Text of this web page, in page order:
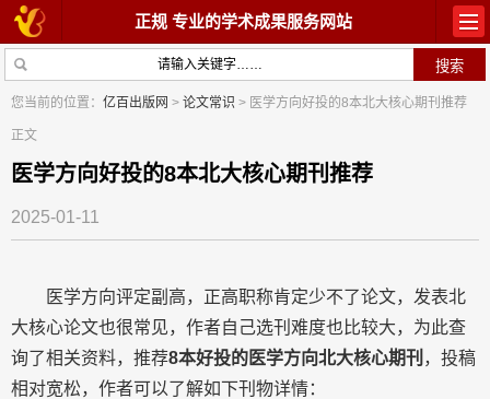
正规 专业的学术成果服务网站
您当前的位置： 亿百出版网 > 论文常识 > 医学方向好投的8本北大核心期刊推荐
正文
医学方向好投的8本北大核心期刊推荐
2025-01-11
医学方向评定副高，正高职称肯定少不了论文，发表北
大核心论文也很常见，作者自己选刊难度也比较大，为此查
询了相关资料，推荐8本好投的医学方向北大核心期刊 ，投稿
相对宽松，作者可以了解如下刊物详情：